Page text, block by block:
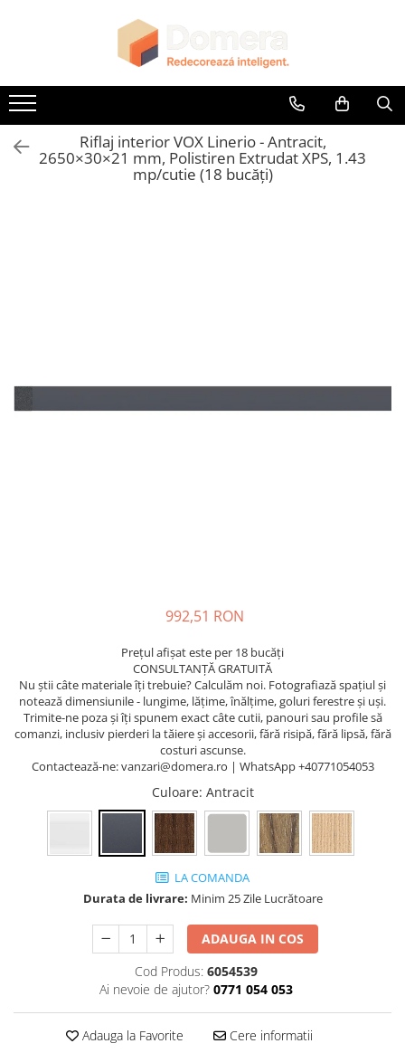
Toate Produsele
Parchet
Parchet SPC
Riflaje Decorative
Accesorii Plinte
Terminatii Plinta
Profile Decorative Fatada
Lambriuri
Panouri Decorative
Panouri Decorative SPC
Panouri Decorative Premium
Riflaj interior VOX Linerio - Antracit,
2650×30×21 mm, Polistiren Extrudat XPS, 1.43
mp/cutie (18 bucăți)
992,51 RON
Prețul afișat este per 18 bucăți
CONSULTANȚĂ GRATUITĂ
Nu știi câte materiale îți trebuie? Calculăm noi. Fotografiază spațiul și
notează dimensiunile - lungime, lățime, înălțime, goluri ferestre și uși.
Trimite-ne poza și îți spunem exact câte cutii, panouri sau profile să
comanzi, inclusiv pierderi la tăiere și accesorii, fără risipă, fără lipsă, fără
costuri ascunse.
Contactează-ne: vanzari@domera.ro | WhatsApp +40771054053
Culoare: Antracit
LA COMANDA
Durata de livrare: Minim 25 Zile Lucrătoare
ADAUGA IN COS
Cod Produs: 6054539
Ai nevoie de ajutor? 0771 054 053
Adauga la Favorite Cere informatii